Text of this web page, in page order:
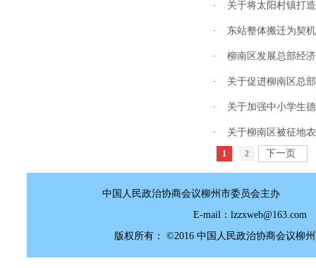
· 关于将太阳村镇打
· 东站整体搬迁为契
· 柳南区发展总部经
· 关于促进柳南区总
· 关于加强中小学生
· 关于柳南区被征地
1 2 下一页
中国人民政治协商会议柳州市委员会主
E-mail：
版权所有： ©2016 中国人民政治协